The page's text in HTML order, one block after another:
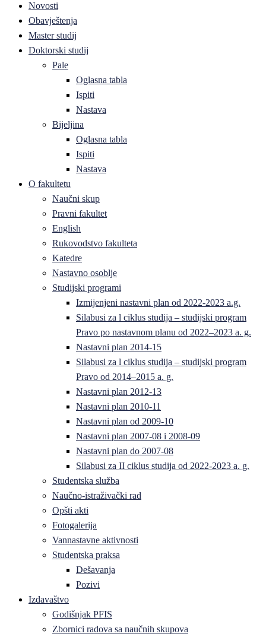
Novosti
Obavještenja
Master studij
Doktorski studij
Pale
Oglasna tabla
Ispiti
Nastava
Bijeljina
Oglasna tabla
Ispiti
Nastava
O fakultetu
Naučni skup
Pravni fakultet
English
Rukovodstvo fakulteta
Katedre
Nastavno osoblje
Studijski programi
Izmijenjeni nastavni plan od 2022-2023 a.g.
Silabusi za l ciklus studija – studijski program
Pravo po nastavnom planu od 2022–2023 a. g.
Nastavni plan 2014-15
Silabusi za l ciklus studija – studijski program
Pravo od 2014–2015 a. g.
Nastavni plan 2012-13
Nastavni plan 2010-11
Nastavni plan od 2009-10
Nastavni plan 2007-08 i 2008-09
Nastavni plan do 2007-08
Silabusi za II ciklus studija od 2022-2023 a. g.
Studentska služba
Naučno-istraživački rad
Opšti akti
Fotogalerija
Vannastavne aktivnosti
Studentska praksa
Dešavanja
Pozivi
Izdavaštvo
Godišnjak PFIS
Zbornici radova sa naučnih skupova